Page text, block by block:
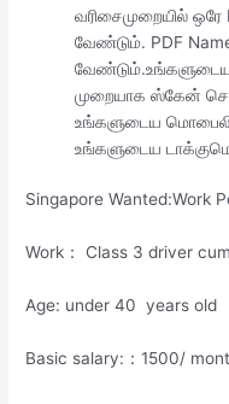
வரிசைமுறையில் ஒரே
வேண்டும். PDF
முறையாக ஸ்கேன்
உங்களுடைய
உங்களுடைய
Singapore Wanted:Work
Work： Class 3 driver
Age: under 40 years old
Basic salary:：1500/